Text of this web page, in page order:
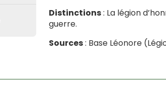
Distinctions: La légion
guerre.
Sources: Base Léonore